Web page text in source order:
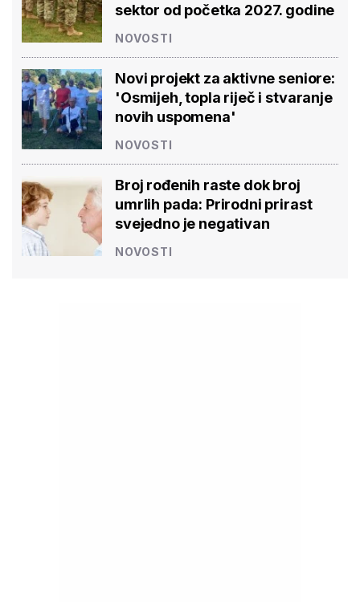
sektor od početka 2027. godine
NOVOSTI
Novi projekt za aktivne seniore:
'Osmijeh, topla riječ i stvaranje
novih uspomena'
NOVOSTI
Broj rođenih raste dok broj
umrlih pada: Prirodni prirast
svejedno je negativan
NOVOSTI